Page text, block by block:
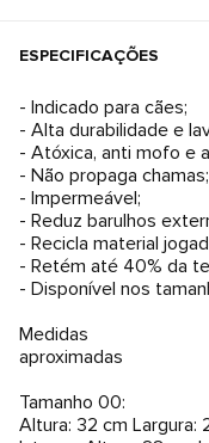
ESPECIFICAÇÕES
- Indicado para cães;
- Alta durabilidade e
- Atóxica, anti mofo e
- Não propaga chamas;
- Impermeável;
- Reduz barulhos
- Recicla material
- Retém até 40% da
- Disponível nos
Medidas
aproximadas
Tamanho 00:
Altura: 32 cm Largura: